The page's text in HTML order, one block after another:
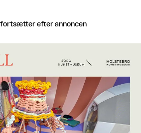
efter annoncen